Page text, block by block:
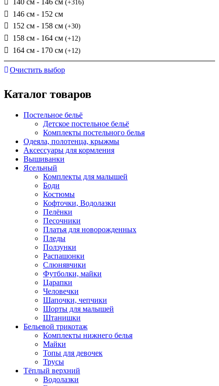
(+316)
146 см - 152 см
152 см - 158 см (+30)
158 см - 164 см (+12)
164 см - 170 см (+12)
Очистить выбор
Каталог товаров
Постельное бельё
Детское постельное бельё
Комплекты постельного белья
Одеяла, полотенца, крыжмы
Аксессуары для кормления
Вышиванки
Ясельный
Комплекты для малышей
Боди
Костюмы
Кофточки, Водолазки
Пелёнки
Песочники
Платья для новорожденных
Пледы
Ползунки
Распашонки
Слюнявчики
Футболки, майки
Царапки
Человечки
Шапочки, чепчики
Шорты для малышей
Штанишки
Бельевой трикотаж
Комплекты нижнего белья
Майки
Топы для девочек
Трусы
Тёплый верхний
Водолазки